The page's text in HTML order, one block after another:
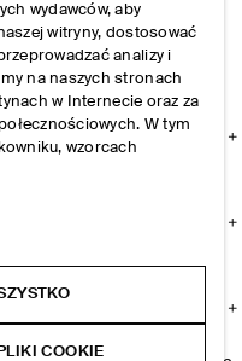
wydawców, aby
witryny, dostosować
analizy i
na naszych stronach
w Internecie oraz za
W tym
wzorcach
COOKIE